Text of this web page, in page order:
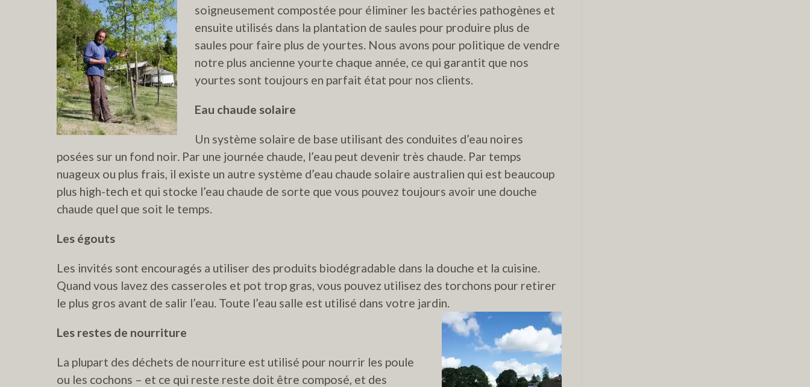
soigneusement compostée pour éliminer les bactéries pathogènes et
ensuite utilisés dans la plantation de saules pour produire plus de
saules pour faire plus de yourtes. Nous avons pour politique de vendre
notre plus ancienne yourte chaque année, ce qui garantit que nos
yourtes sont toujours en parfait état pour nos clients.
Eau chaude solaire
Un système solaire de base utilisant des conduites d’eau noires
posées sur un fond noir. Par une journée chaude, l’eau peut devenir très chaude. Par temps
nuageux ou plus frais, il existe un autre système d’eau chaude solaire australien qui est beaucoup
plus high-tech et qui stocke l’eau chaude de sorte que vous pouvez toujours avoir une douche
chaude quel que soit le temps.
Les égouts
Les invités sont encouragés a utiliser des produits biodégradable dans la douche et la cuisine.
Quand vous lavez des casseroles et pot trop gras, vous pouvez utilisez des torchons pour retirer
le plus gros avant de salir l’eau. Toute l’eau salle est utilisé dans votre jardin.
Les restes de nourriture
La plupart des déchets de nourriture est utilisé pour nourrir les poule
ou les cochons – et ce qui reste reste doit être composé, et des